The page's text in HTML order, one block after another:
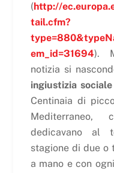
(http://
tail.cfm?
em_id=31694).
notizia si
ingiustizia
Centinaia di
Mediterraneo,
dedicavano al
stagione di due o
a mano e con